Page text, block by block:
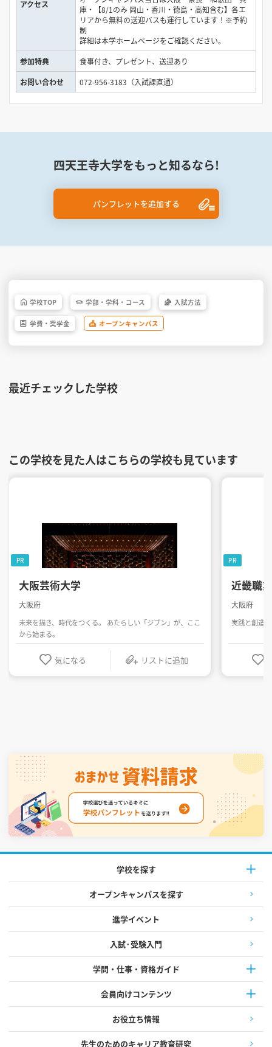
アクセス
庫・【8/1のみ 岡山・香川・徳島・高知含む】各エ
リアから無料の送迎バスも運行しています！※予約
制
詳細は本学ホームページをご確認ください。
参加特典
食事付き、プレゼント、送迎あり
お問い合わせ
072-956-3183（入試課直通）
四天王寺大学をもっと知るなら!
パンフレットを追加する
学校TOP 学部・ 学科・ コース 入試方法
学費・ 奨学金 オープンキャンパス
最近チェックした学校
この学校を見た人はこちらの学校も見ています
大阪芸術大学
大阪府
未来を描き、時代をつくる。 あたらしい「ジブン」が、ここ
から始まる。
気になる リストに追加
PR
近畿職
大阪府
実践と創造
PR
学校を探す
オープンキャンパスを探す
進学イベント
入試·受験入門
学問・仕事・資格ガイド
会員向けコンテンツ
お役立ち情報
先生のためのキャリア教育研究